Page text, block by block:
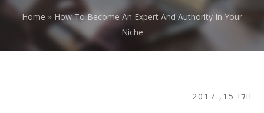
Home » How To Become An Expert And Authority In Your
Niche
יולי 15, 2017